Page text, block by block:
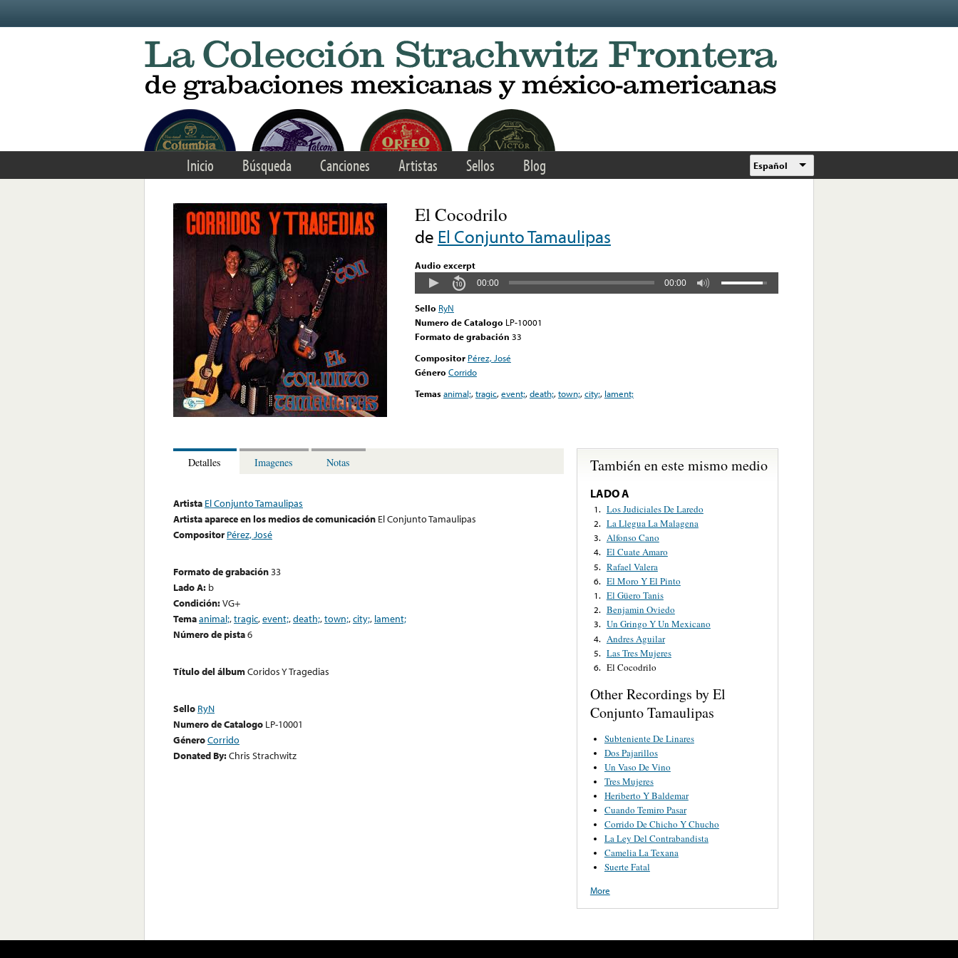
Inicio Búsqueda Canciones Artistas Sellos Blog Español
El Cocodrilo
de El Conjunto Tamaulipas
Audio excerpt
00:00 00:00
Sello RyN
Numero de Catalogo LP-10001
Formato de grabación 33
Compositor Pérez, José
Género Corrido
Temasanimal;,tragic,event;,death;,town;,city;, lament;
Detalles Imagenes Notas
Artista El Conjunto Tamaulipas
Artista aparece en los medios de comunicación El Conjunto Tamaulipas
Compositor Pérez, José
Formato de grabación33
Lado A: b
Condición:VG+
Temaanimal;,tragic,event;,death;,town;,city;, lament;
Número de pista6
Título del álbumCoridos Y Tragedias
Sello RyN
Numero de Catalogo LP-10001
GéneroCorrido
Donated By:Chris Strachwitz
También en este mismo medio
LADO A
1. Los Judiciales De Laredo
2. La Llegua La Malagena
3. Alfonso Cano
4. El Cuate Amaro
5. Rafael Valera
6. El Moro Y El Pinto
1. El Güero Tanis
2. Benjamin Oviedo
3. Un Gringo Y Un Mexicano
4. Andres Aguilar
5. Las Tres Mujeres
6. El Cocodrilo
Other Recordings by El
Conjunto Tamaulipas
Subteniente De Linares
Dos Pajarillos
Un Vaso De Vino
Tres Mujeres
Heriberto Y Baldemar
Cuando Temiro Pasar
Corrido De Chicho Y Chucho
La Ley Del Contrabandista
Camelia La Texana
Suerte Fatal
More